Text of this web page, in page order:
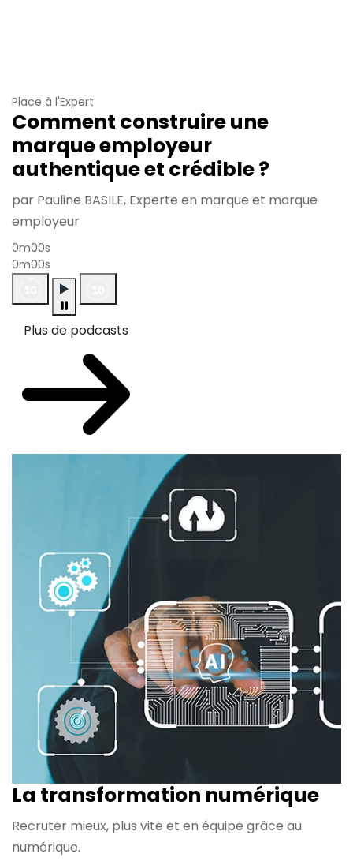
Place à l'Expert
Comment construire une
marque employeur
authentique et crédible ?
par Pauline BASILE, Experte en marque et marque
employeur
0m00s
0m00s
Plus de podcasts
La transformation numérique
Recruter mieux, plus vite et en équipe grâce au
numérique.